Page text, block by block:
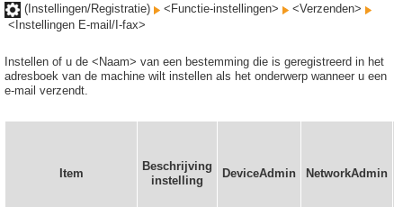
(Instellingen/Registratie) <Functie-instellingen>
<Verzenden>
<Instellingen E-mail/I-fax>
Instellen of u de <Naam> van een bestemming die is geregistreerd in het
adresboek van de machine wilt instellen als het onderwerp wanneer u een
e-mail verzendt.
Item
Beschrijving
instelling
DeviceAdmin NetworkAdmin